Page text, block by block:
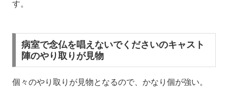
す。
病室で念仏を唱えないでくださいのキャスト
陣のやり取りが見物
個々のやり取りが見物となるので、かなり個が強い。